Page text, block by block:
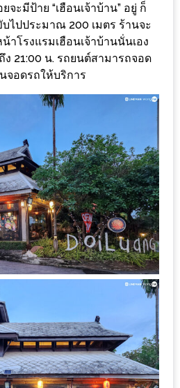
ะมีป้าย “เฮือนเจ้าบ้าน” อยู่ ก็
บไปประมาณ 200 เมตร ร้านจะ
โรงแรมเฮือนเจ้าบ้านนั่นเอง
ง 21:00 น. รถยนต์สามารถจอด
จอดรถให้บริการ